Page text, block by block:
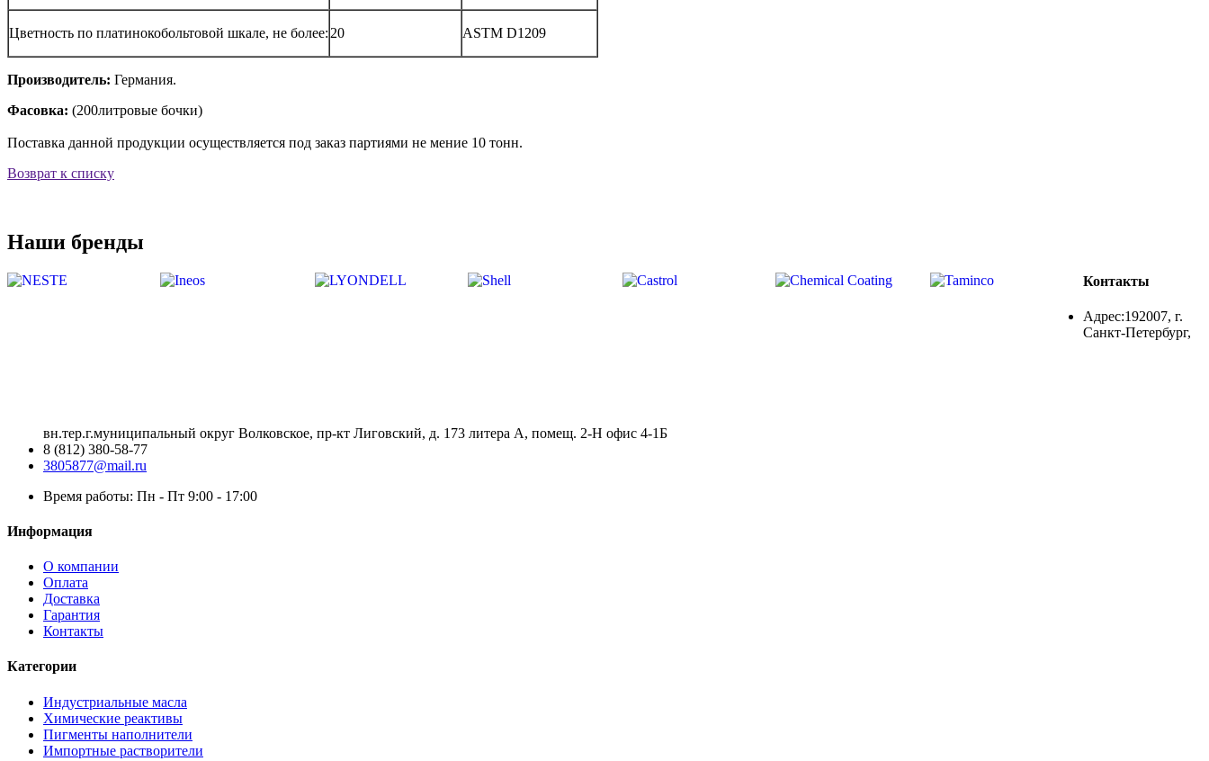
Цветность по платинокобольтовой шкале, не более: 20 ASTM D1209
Производитель: Германия.
Фасовка: (200литровые бочки)
Поставка данной продукции осуществляется под заказ партиями не мение 10 тонн.
Возврат к списку
Наши бренды
Контакты
Адрес:192007, г.
Санкт-Петербург,
вн.тер.г.муниципальный округ Волковское, пр-кт Лиговский, д. 173 литера А, помещ. 2-Н офис 4-1Б
8 (812) 380-58-77
3805877@mail.ru
Время работы: Пн - Пт 9:00 - 17:00
Информация
О компании
Оплата
Доставка
Гарантия
Контакты
Категории
Индустриальные масла
Химические реактивы
Пигменты наполнители
Импортные растворители